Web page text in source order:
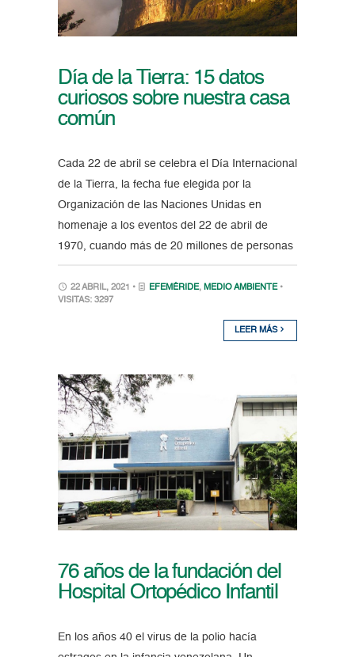
Día de la Tierra: 15 datos
curiosos sobre nuestra casa
común
Cada 22 de abril se celebra el Día Internacional
de la Tierra, la fecha fue elegida por la
Organización de las Naciones Unidas en
homenaje a los eventos del 22 de abril de
1970, cuando más de 20 millones de personas
22 ABRIL, 2021 • EFEMÉRIDE, MEDIO AMBIENTE •
VISITAS: 3297
LEER MÁS
76 años de la fundación del
Hospital Ortopédico Infantil
En los años 40 el virus de la polio hacía